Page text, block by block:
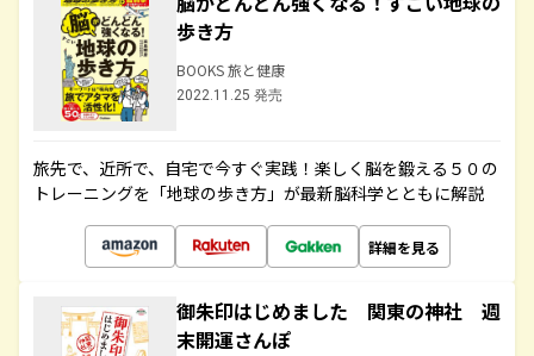
歩き方
BOOKS 旅と健康
2022.11.25 発売
旅先で、近所で、自宅で今すぐ実践！楽しく脳を鍛える５０の
トレーニングを「地球の歩き方」が最新脳科学とともに解説
詳細を見る
御朱印はじめました 関東の神社 週
末開運さんぽ